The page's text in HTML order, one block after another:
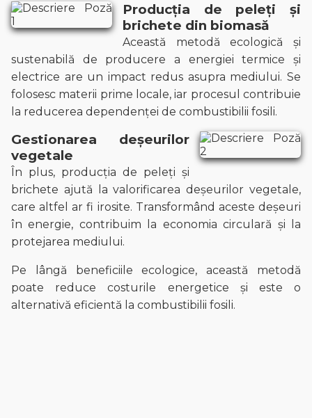
Producția de peleți și
brichete din biomasă
Această metodă ecologică și
sustenabilă de producere a energiei termice și
electrice are un impact redus asupra mediului. Se
folosesc materii prime locale, iar procesul contribuie
la reducerea dependenței de combustibilii fosili.
Gestionarea deșeurilor
vegetale
În plus, producția de peleți și
brichete ajută la valorificarea deșeurilor vegetale,
care altfel ar fi irosite. Transformând aceste deșeuri
în energie, contribuim la economia circulară și la
protejarea mediului.
Pe lângă beneficiile ecologice, această metodă
poate reduce costurile energetice și este o
alternativă eficientă la combustibilii fosili.